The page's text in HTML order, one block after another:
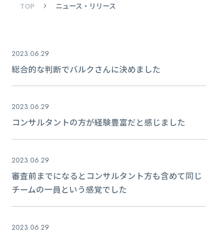
TOP ニュース・リリース
2023.06.29
総合的な判断でバルクさんに決めました
2023.06.29
コンサルタントの方が経験豊富だと感じました
2023.06.29
審査前までになるとコンサルタント方も含めて同じ
チームの一員という感覚でした
2023.06.29